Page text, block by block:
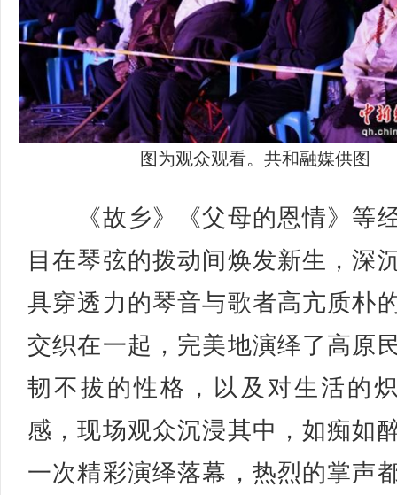
图为观众观看。共和融媒供图
《故乡》《父母的恩情》等
目在琴弦的拨动间焕发新生，深
具穿透力的琴音与歌者高亢质朴
交织在一起，完美地演绎了高原
韧不拔的性格，以及对生活的
感，现场观众沉浸其中，如痴如
一次精彩演绎落幕，热烈的掌声